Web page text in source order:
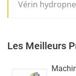
Vérin
Les Meilleurs